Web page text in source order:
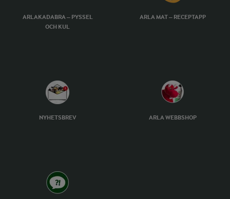
ARLAKADABRA – PYSSEL
OCH KUL
ARLA MAT – RECEPTAPP
NYHETSBREV ARLA WEBBSHOP